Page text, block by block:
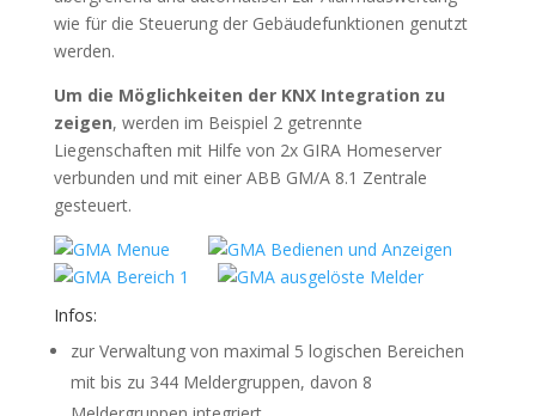
wie für die Steuerung der Gebäudefunktionen genutzt
werden.
Um die Möglichkeiten der KNX Integration zu
zeigen, werden im Beispiel 2 getrennte
Liegenschaften mit Hilfe von 2x GIRA Homeserver
verbunden und mit einer ABB GM/A 8.1 Zentrale
gesteuert.
Infos:
zur Verwaltung von maximal 5 logischen Bereichen
mit bis zu 344 Meldergruppen, davon 8